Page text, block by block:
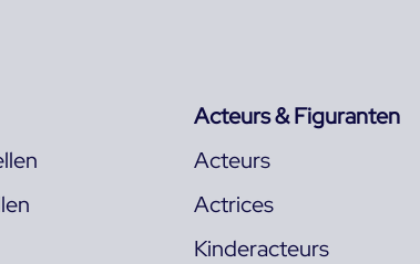
Acteurs & Figuranten
Acteurs
Actrices
Kinderacteurs